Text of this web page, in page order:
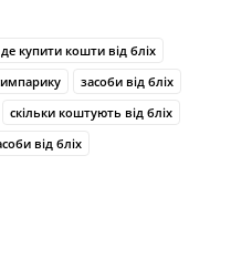
де купити кошти від бліх
засоби від бліх
скільки коштують від бліх
від бліх